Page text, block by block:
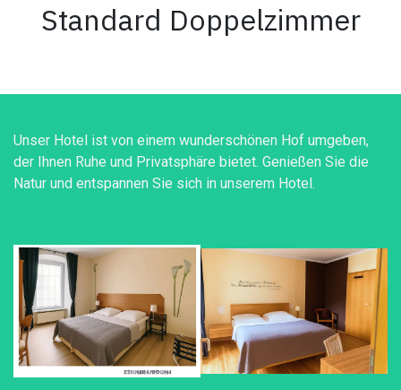
Standard Doppelzimmer
Unser Hotel ist von einem wunderschönen Hof umgeben,
der Ihnen Ruhe und Privatsphäre bietet. Genießen Sie die
Natur und entspannen Sie sich in unserem Hotel.